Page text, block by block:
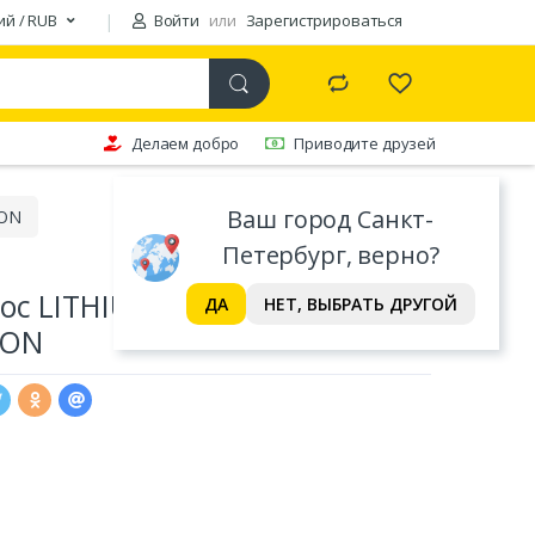
/ RUB Войти или Зарегистрироваться
Ваш город Санкт-
Петербург, верно?
ДА НЕТ, ВЫБРАТЬ ДРУГОЙ
Делаем добро Приводите друзей
LITHIUM BARBA BEARD